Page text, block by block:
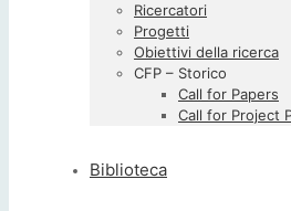
Ricercatori
Progetti
Obiettivi della ricerca
CFP – Storico
Call for Papers
Call for Project
Biblioteca